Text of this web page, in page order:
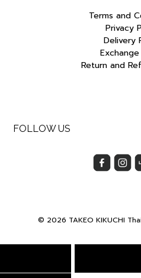
Terms and
Privacy
Delivery
Return and
FOLLOW US
© 2026 TAKEO KIKUCHI